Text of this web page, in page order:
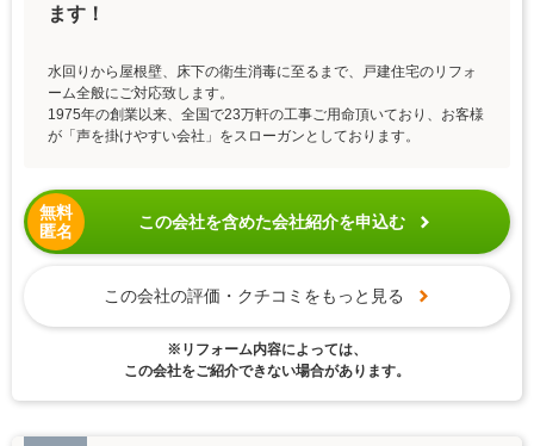
ます！
水回りから屋根壁、床下の衛生消毒に至るまで、戸建住宅のリフォ
ーム全般にご対応致します。
1975年の創業以来、全国で23万軒の工事ご用命頂いており、お客様
が「声を掛けやすい会社」をスローガンとしております。
無料
匿名
この会社を含めた会社紹介を申込む
この会社の評価・クチコミをもっと見る
※リフォーム内容によっては、
この会社をご紹介できない場合があります。